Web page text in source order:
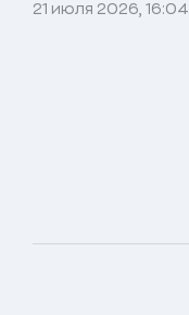
21 июля 2026, 16:04